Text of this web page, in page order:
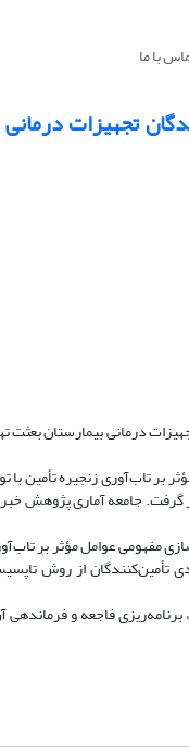
با ما
تجهیزات درمانی
درمانی بیمارستان بعثت
تاب‌آوری زنجیره تأمین
گرفت. جامعه آماری پژوهش
مفهومی عوامل مؤثر بر
تأمین‌کنندگان از روش
برنامه‌ریزی فاجعه و